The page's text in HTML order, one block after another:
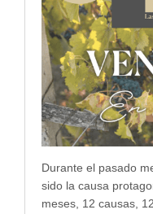
Durante el pasado
sido la causa
meses, 12 causas,